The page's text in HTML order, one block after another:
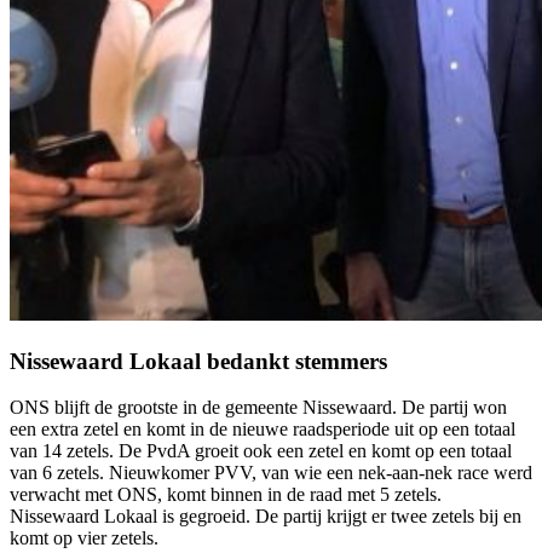
Nissewaard Lokaal bedankt stemmers
ONS blijft de grootste in de gemeente Nissewaard. De partij won
een extra zetel en komt in de nieuwe raadsperiode uit op een totaal
van 14 zetels. De PvdA groeit ook een zetel en komt op een totaal
van 6 zetels. Nieuwkomer PVV, van wie een nek-aan-nek race werd
verwacht met ONS, komt binnen in de raad met 5 zetels.
Nissewaard Lokaal is gegroeid. De partij krijgt er twee zetels bij en
komt op vier zetels.